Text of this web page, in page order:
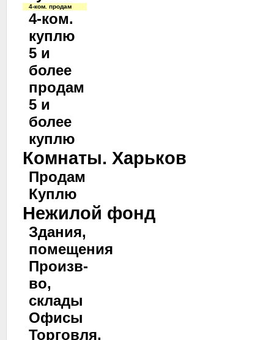
4-ком. продам
4-ком.
куплю
5 и
более
продам
5 и
более
куплю
Комнаты. Харьков
Продам
Куплю
Нежилой фонд
Здания,
помещения
Произв-
во,
склады
Офисы
Торговля,